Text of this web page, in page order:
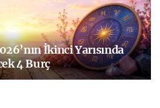
İkinci Yarısında
4 Burç